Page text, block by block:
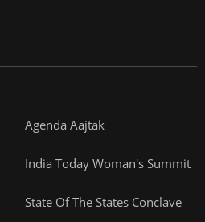
Agenda Aajtak
India Today Woman's Summit
State Of The States Conclave